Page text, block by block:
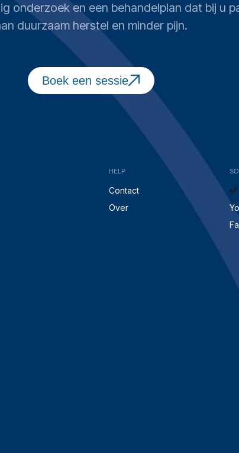
onderzoek en een behandelplan dat bij u
duurzaam herstel en minder pijn.
Boek een sessie
HELP
Contact
Over